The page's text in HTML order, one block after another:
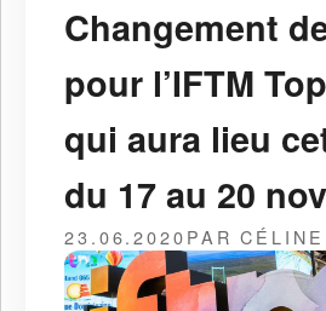
Changement
pour l’IFTM
qui aura lieu
du 17 au 20
23.06.2020PAR